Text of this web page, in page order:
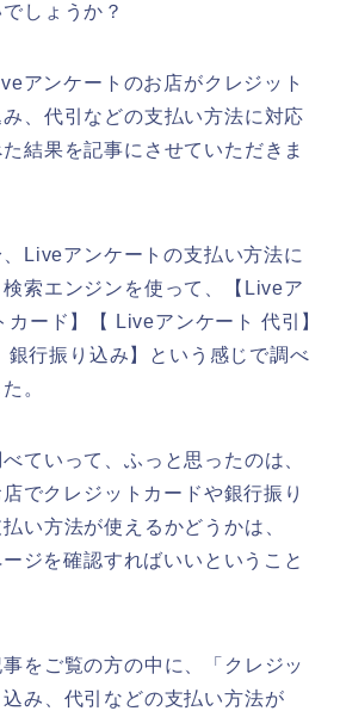
しょうか？
アンケートのお店がクレジット
、代引などの支払い方法に対応
結果を記事にさせていただきま
Liveアンケートの支払い方法に
索エンジンを使って、【Liveア
カード】【 Liveアンケート 代引】
行振り込み】という感じで調べ
。
ていって、ふっと思ったのは、
でクレジットカードや銀行振り
い方法が使えるかどうかは、
ジを確認すればいいということ
をご覧の方の中に、「クレジッ
込み、代引などの支払い方法が